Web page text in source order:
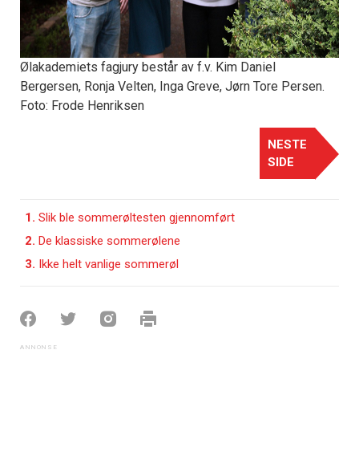
Ølakademiets fagjury består av f.v. Kim Daniel
Bergersen, Ronja Velten, Inga Greve, Jørn Tore Persen.
Foto: Frode Henriksen
NESTE
SIDE
1. Slik ble sommerøltesten gjennomført
2. De klassiske sommerølene
3. Ikke helt vanlige sommerøl